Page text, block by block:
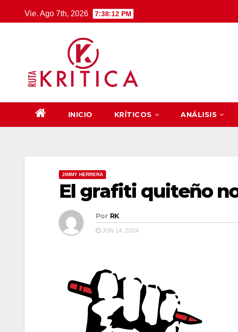
al
Vie. Ago 7th, 2026 7:38:12 PM
INICIO KRÍTICOS ANÁLISIS
JIMMY HERRERA
El grafiti quiteño
Por RK
JUN 14, 2024